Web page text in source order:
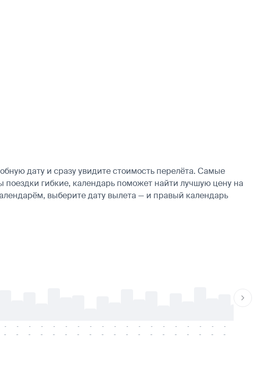
дату и сразу увидите стоимость перелёта. Самые
гибкие, календарь поможет найти лучшую цену на
выберите дату вылета — и правый календарь
-
-
-
-
-
-
-
-
-
-
-
-
-
-
-
-
-
-
-
-
-
-
-
-
-
-
-
-
-
-
-
-
-
-
-
-
-
-